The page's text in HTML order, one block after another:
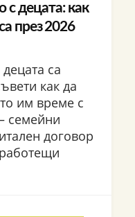
с децата: как
през 2026
са
как да
им време с
семейни
договор